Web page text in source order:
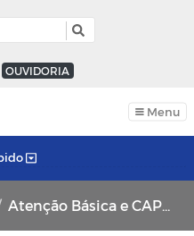
OUVIDORIA
Menu
Atenção Básica e CAPS avançam em ações de matriciamento.